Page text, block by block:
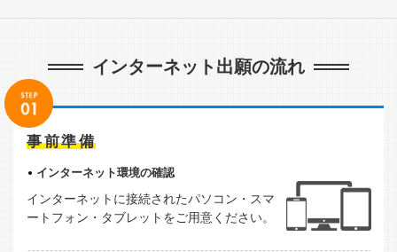
インターネット出願の流れ
事前準備
インターネット環境の確認
インターネットに接続されたパソコン・スマ
ートフォン・タブレットをご用意ください。